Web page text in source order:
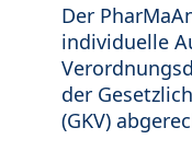
Der
individuelle
der
(GKV)